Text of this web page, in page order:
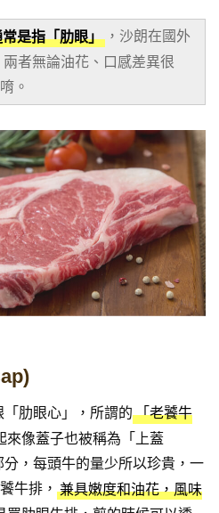
是指「肋眼」 ，沙朗在國外
者無論油花、口感差異很
。
肋眼心」，所謂的 「老饕牛
來像蓋子也被稱為「上蓋
，每頭牛的量少所以珍貴，一
牛排， 兼具嫩度和油花，風味